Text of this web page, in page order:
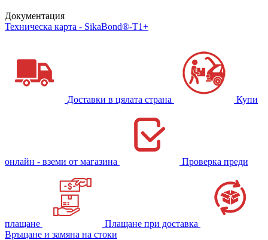
Документация
Техническа карта - SikaBond®-T1+
Доставки в цялата страна Купи
онлайн - вземи от магазина Проверка преди
плащане
Плащане при доставка
Връщане и замяна на стоки